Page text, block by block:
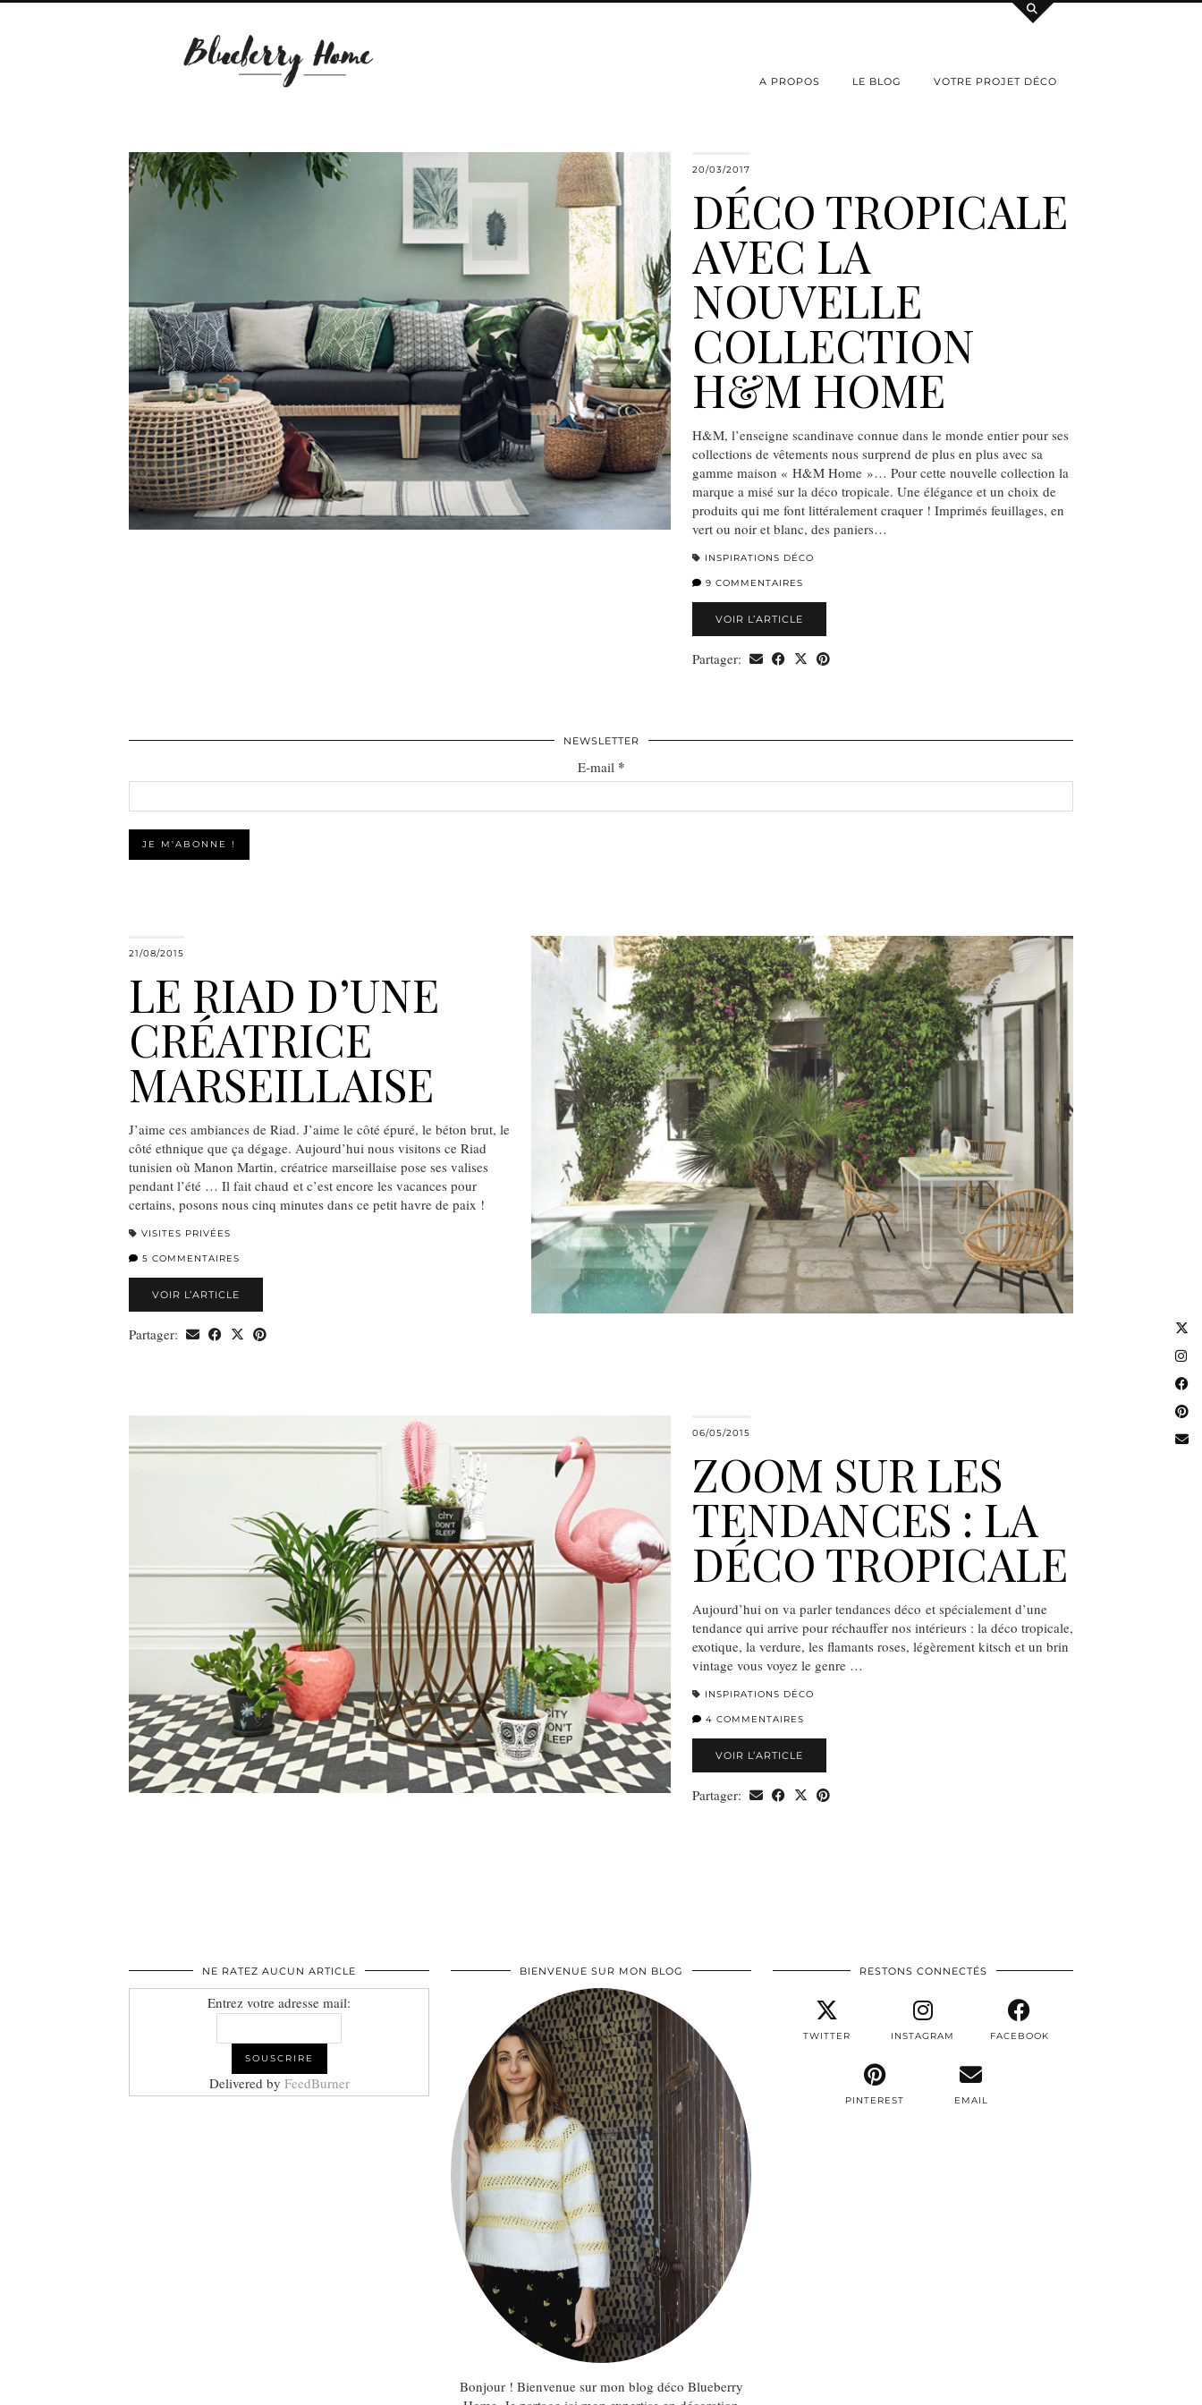
A PROPOS LE BLOG VOTRE PROJET DÉCO
20/03/2017
DÉCO TROPICALE
AVEC LA
NOUVELLE
COLLECTION
H&M HOME
H&M, l’enseigne scandinave connue dans le monde entier pour ses
collections de vêtements nous surprend de plus en plus avec sa
gamme maison « H&M Home »… Pour cette nouvelle collection la
marque a misé sur la déco tropicale. Une élégance et un choix de
produits qui me font littéralement craquer ! Imprimés feuillages, en
vert ou noir et blanc, des paniers…
INSPIRATIONS DÉCO
9 COMMENTAIRES
VOIR L’ARTICLE
Partager:
NEWSLETTER
E-mail *
21/08/2015
LE RIAD D’UNE
CRÉATRICE
MARSEILLAISE
J’aime ces ambiances de Riad. J’aime le côté épuré, le béton brut, le
côté ethnique que ça dégage. Aujourd’hui nous visitons ce Riad
tunisien où Manon Martin, créatrice marseillaise pose ses valises
pendant l’été … Il fait chaud et c’est encore les vacances pour
certains, posons nous cinq minutes dans ce petit havre de paix !
VISITES PRIVÉES
5 COMMENTAIRES
VOIR L’ARTICLE
Partager:
06/05/2015
ZOOM SUR LES
TENDANCES : LA
DÉCO TROPICALE
Aujourd’hui on va parler tendances déco et spécialement d’une
tendance qui arrive pour réchauffer nos intérieurs : la déco tropicale,
exotique, la verdure, les flamants roses, légèrement kitsch et un brin
vintage vous voyez le genre …
INSPIRATIONS DÉCO
4 COMMENTAIRES
VOIR L’ARTICLE
Partager:
NE RATEZ AUCUN ARTICLE
Entrez votre adresse mail:
Delivered by FeedBurner
BIENVENUE SUR MON BLOG
Bonjour ! Bienvenue sur mon blog déco Blueberry
RESTONS CONNECTÉS
TWITTER INSTAGRAM FACEBOOK
PINTEREST EMAIL